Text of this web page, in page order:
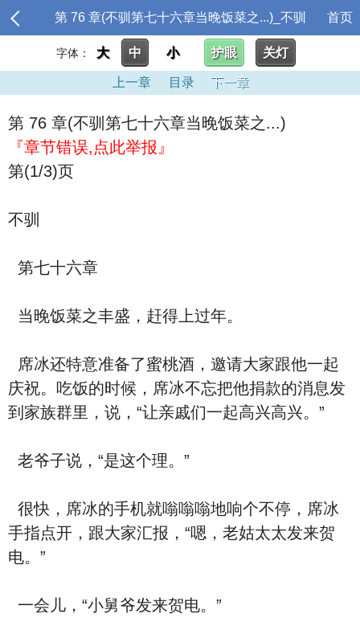
第 76 章(不驯第七十六章当晚饭菜之...)_不驯 首页
字体： 大 中 小 护眼 关灯
上一章 目录 下一章
第 76 章(不驯第七十六章当晚饭菜之...)
『章节错误,点此举报』
第(1/3)页
不驯
第七十六章
当晚饭菜之丰盛，赶得上过年。
席冰还特意准备了蜜桃酒，邀请大家跟他一起
庆祝。吃饭的时候，席冰不忘把他捐款的消息发
到家族群里，说，“让亲戚们一起高兴高兴。”
老爷子说，“是这个理。”
很快，席冰的手机就嗡嗡嗡地响个不停，席冰
手指点开，跟大家汇报，“嗯，老姑太太发来贺
电。”
一会儿，“小舅爷发来贺电。”